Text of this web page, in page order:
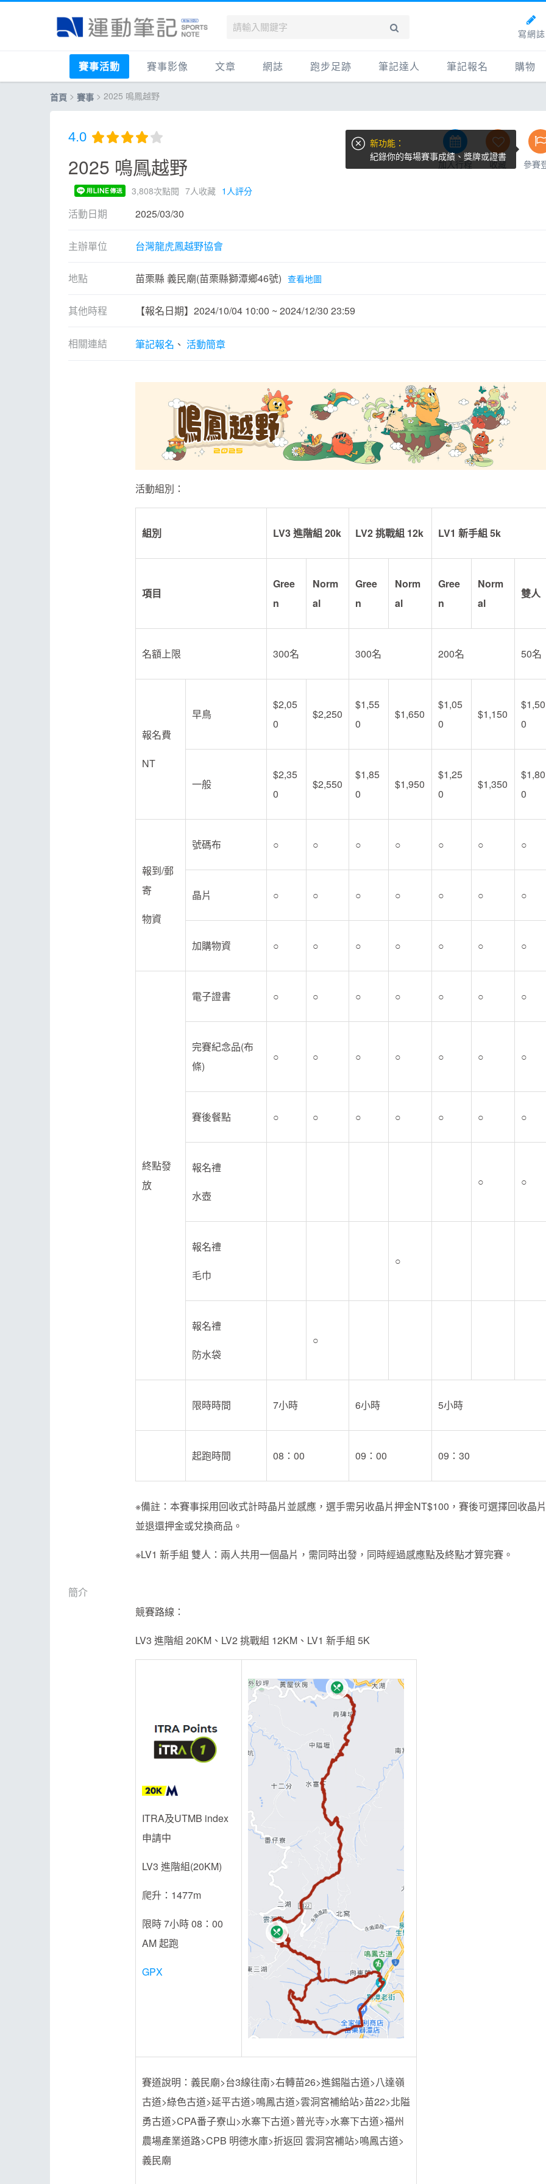
寫網誌
賽事活動
國內
跟著筆記跑
健康品牌風雲賞
賽事影像
賽事影音相簿
文章
運科訓練
話題
ESG
網誌
話題
其它
跑步足跡
每日照片
筆記達人 筆記報名 購物
什麼
首頁 > 賽事 > 2025 鳴鳳越野
4.0
2025 鳴鳳越野
3,808次點閱 7人收藏 1人評分
活動日期 2025/03/30
主辦單位 台灣龍虎鳳越野協會
地點 苗栗縣 義民廟(苗栗縣獅潭鄉46號) 查看地圖
其他時程 【報名日期】2024/10/04 10:00 ~ 2024/12/30 23:59
相關連結 筆記報名 活動簡章
簡介
活動組別：
組別 LV3 進階組 20k LV2 挑戰組 12k LV1 新手組 5k
項目
Gree
n
Norm
al
Gree
n
Norm
al
Gree
n
Norm
al
雙人
名額上限 300名 300名 200名 50名
報名費
NT
早鳥
$2,05
0
$2,250
$1,55
0
$1,650
$1,05
0
$1,150
$1,50
0
一般
$2,35
0
$2,550
$1,85
0
$1,950
$1,25
0
$1,350
$1,80
0
報到/郵
寄
物資
號碼布 ○ ○ ○ ○ ○ ○ ○
晶片 ○ ○ ○ ○ ○ ○ ○
加購物資 ○ ○ ○ ○ ○ ○ ○
終點發
放
電子證書 ○ ○ ○ ○ ○ ○ ○
完賽紀念品(布
條)
○ ○ ○ ○ ○ ○ ○
賽後餐點 ○ ○ ○ ○ ○ ○ ○
報名禮
水壺
○ ○
報名禮
毛巾
○
報名禮
防水袋
○
限時時間 7小時 6小時 5小時
起跑時間 08：00 09：00 09：30
※備註：本賽事採用回收式計時晶片並感應，選手需另收晶片押金NT$100，賽後可選擇回收晶片
並退還押金或兌換商品。
※LV1 新手組 雙人：兩人共用一個晶片，需同時出發，同時經過感應點及終點才算完賽。
競賽路線：
LV3 進階組 20KM、LV2 挑戰組 12KM、LV1 新手組 5K
ITRA及UTMB index
申請中
LV3 進階組(20KM)
爬升：1477m
限時 7小時 08：00
AM 起跑
GPX
賽道說明：義民廟>台3線往南>右轉苗26>進錫隘古道>八達嶺
古道>綠色古道>延平古道>鳴鳳古道>雲洞宮補給站>苗22>北隘
勇古道>CPA番子寮山>水寨下古道>普光寺>水寨下古道>福州
農場產業道路>CPB 明德水庫>折返回 雲洞宮補站>鳴鳳古道>
義民廟
加入行程 收藏 參賽
新功能：
紀錄你的每場賽事成績、獎牌或證書